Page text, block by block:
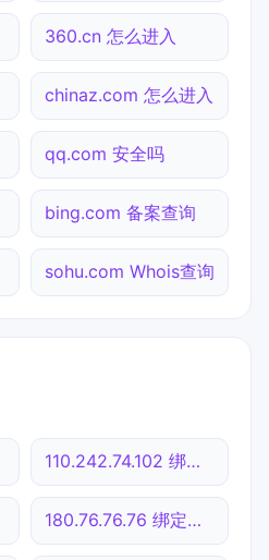
360.cn 怎么进入
chinaz.com 怎么进入
qq.com 安全吗
bing.com 备案查询
sohu.com Whois查询
110.242.74.102 绑定域名
180.76.76.76 绑定域名